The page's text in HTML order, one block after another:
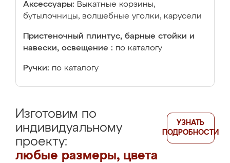
Аксессуары: Выкатные корзины,
бутылочницы, волшебные уголки, карусели
Пристеночный плинтус, барные стойки и
навески, освещение : по каталогу
Ручки: по каталогу
Изготовим по
индивидуальному
проекту:
любые размеры, цвета
УЗНАТЬ
ПОДРОБНОСТИ